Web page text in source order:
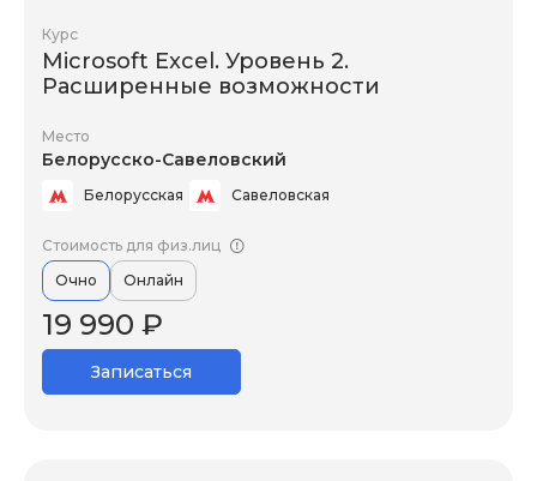
Курс
Microsoft Excel. Уровень 2.
Расширенные возможности
Место
Белорусско-Савеловский
Белорусская Савеловская
Стоимость для физ.лиц
Очно
Онлайн
19 990 ₽
Записаться